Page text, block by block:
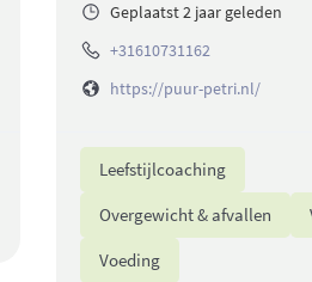
Geplaatst 2 jaar geleden
+31610731162
https://puur-petri.nl/
Leefstijlcoaching
Overgewicht & afvallen
Voeding